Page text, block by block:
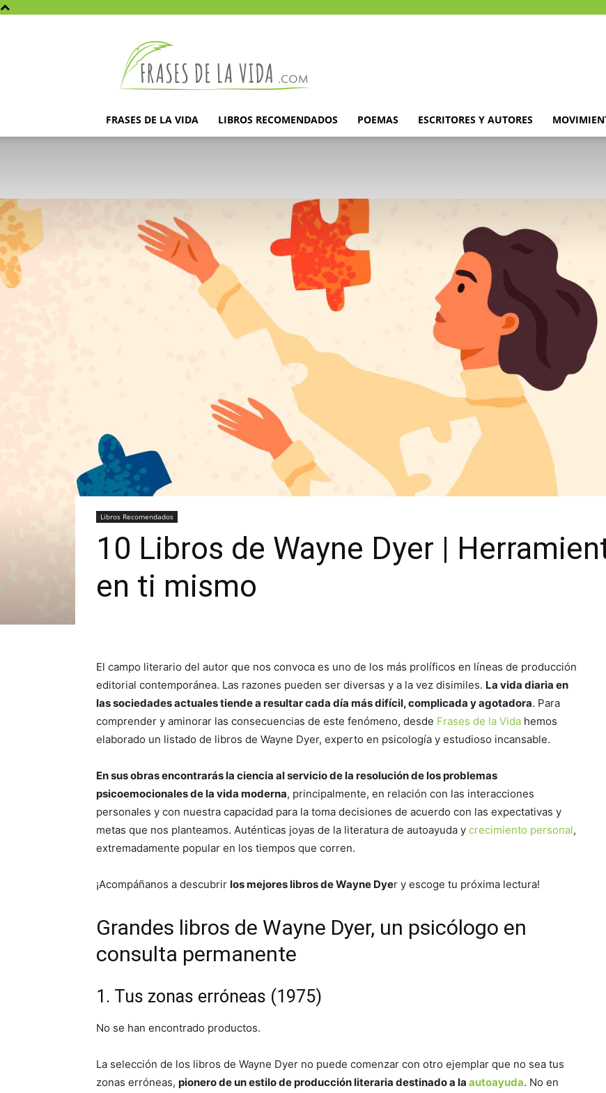
la
vida
FRASES DE LA VIDA LIBROS RECOMENDADOS POEMAS ESCRITORES Y AUTORES
Libros Recomendados
10 Libros de Wayne Dyer |
en ti mismo
El campo literario del autor que nos convoca es uno de los más prolíficos en líneas de producción
editorial contemporánea. Las razones pueden ser diversas y a la vez disimiles. La vida diaria en
las sociedades actuales tiende a resultar cada día más difícil, complicada y agotadora. Para
comprender y aminorar las consecuencias de este fenómeno, desde Frases de la Vida hemos
elaborado un listado de libros de Wayne Dyer, experto en psicología y estudioso incansable.
En sus obras encontrarás la ciencia al servicio de la resolución de los problemas
psicoemocionales de la vida moderna, principalmente, en relación con las interacciones
personales y con nuestra capacidad para la toma decisiones de acuerdo con las expectativas y
metas que nos planteamos. Auténticas joyas de la literatura de autoayuda y crecimiento personal,
extremadamente popular en los tiempos que corren.
¡Acompáñanos a descubrir los mejores libros de Wayne Dyer y escoge tu próxima lectura!
Grandes libros de Wayne Dyer, un psicólogo en
consulta permanente
1. Tus zonas erróneas (1975)
No se han encontrado productos.
La selección de los libros de Wayne Dyer no puede comenzar con otro ejemplar que no sea tus
zonas erróneas, pionero de un estilo de producción literaria destinado a la autoayuda. No en